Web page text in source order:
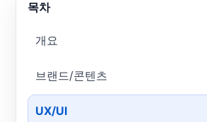
목차
개요
브랜드/콘텐츠
UX/UI